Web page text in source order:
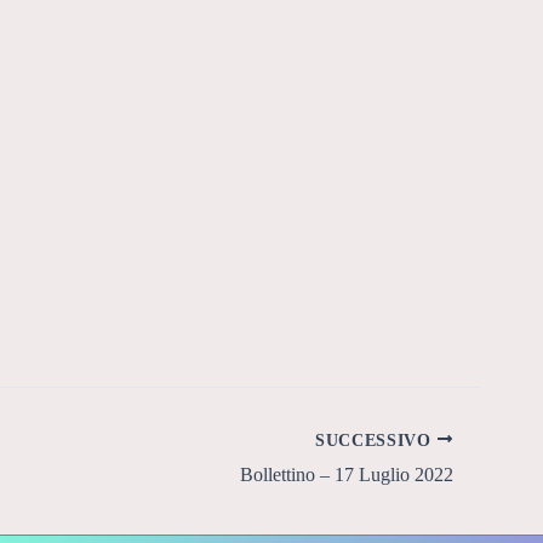
SUCCESSIVO
Bollettino – 17 Luglio 2022